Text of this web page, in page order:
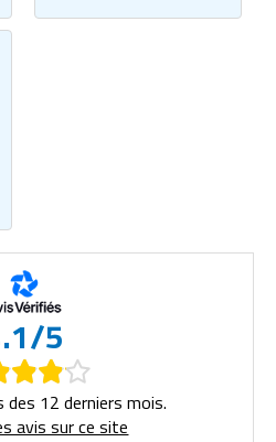
5
des 12 derniers mois.
avis sur ce site